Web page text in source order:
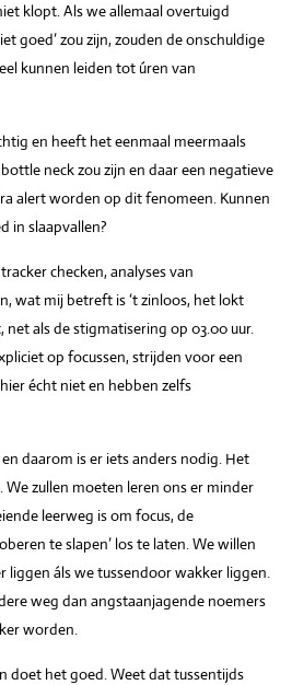
klopt. Als we allemaal overtuigd
goed’ zou zijn, zouden de onschuldige
kunnen leiden tot úren van
en heeft het eenmaal meermaals
neck zou zijn en daar een negatieve
alert worden op dit fenomeen. Kunnen
in slaapvallen?
checken, analyses van
wat mij betreft is ‘t zinloos, het lokt
net als de stigmatisering op 03.00 uur.
op focussen, strijden voor een
écht niet en hebben zelfs
daarom is er iets anders nodig. Het
zullen moeten leren ons er minder
leerweg is om focus, de
te slapen’ los te laten. We willen
liggen áls we tussendoor wakker liggen.
weg dan angstaanjagende noemers
worden.
doet het goed. Weet dat tussentijds